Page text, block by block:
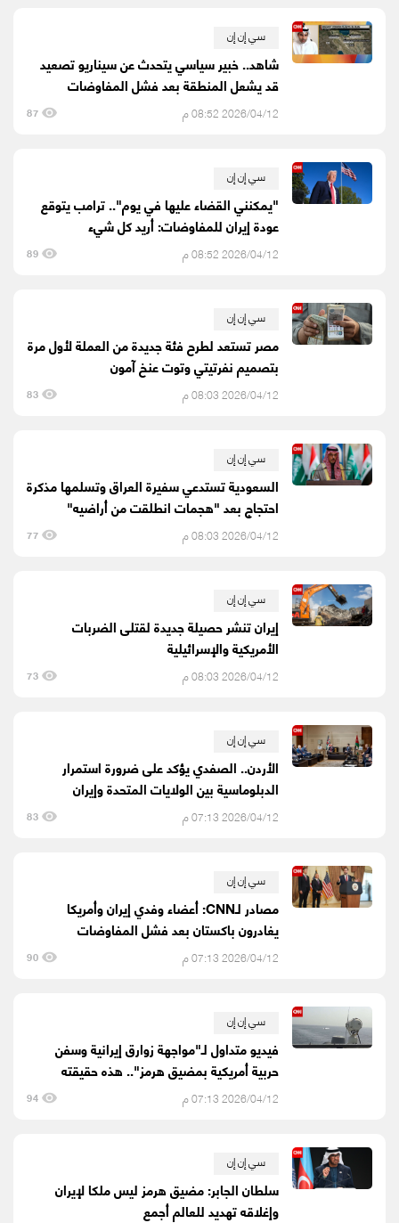
سي إن إن
شاهد.. خبير سياسي يتحدث عن سيناريو تصعيد
قد يشعل المنطقة بعد فشل المفاوضات
2026/04/12 08:52 م 87
سي إن إن
"يمكنني القضاء عليها في يوم".. ترامب يتوقع
عودة إيران للمفاوضات: أريد كل شيء
2026/04/12 08:52 م 89
سي إن إن
مصر تستعد لطرح فئة جديدة من العملة لأول مرة
بتصميم نفرتيتي وتوت عنخ آمون
2026/04/12 08:03 م 83
سي إن إن
السعودية تستدعي سفيرة العراق وتسلمها مذكرة
احتجاج بعد "هجمات انطلقت من أراضيه"
2026/04/12 08:03 م 77
سي إن إن
إيران تنشر حصيلة جديدة لقتلى الضربات
الأمريكية والإسرائيلية
2026/04/12 08:03 م 73
سي إن إن
الأردن.. الصفدي يؤكد على ضرورة استمرار
الدبلوماسية بين الولايات المتحدة وإيران
2026/04/12 07:13 م 83
سي إن إن
مصادر لـCNN: أعضاء وفدي إيران وأمريكا
يغادرون باكستان بعد فشل المفاوضات
2026/04/12 07:13 م 90
سي إن إن
فيديو متداول لـ"مواجهة زوارق إيرانية وسفن
حربية أمريكية بمضيق هرمز".. هذه حقيقته
2026/04/12 07:13 م 94
سي إن إن
سلطان الجابر: مضيق هرمز ليس ملكا لإيران
وإغلاقه تهديد للعالم أجمع